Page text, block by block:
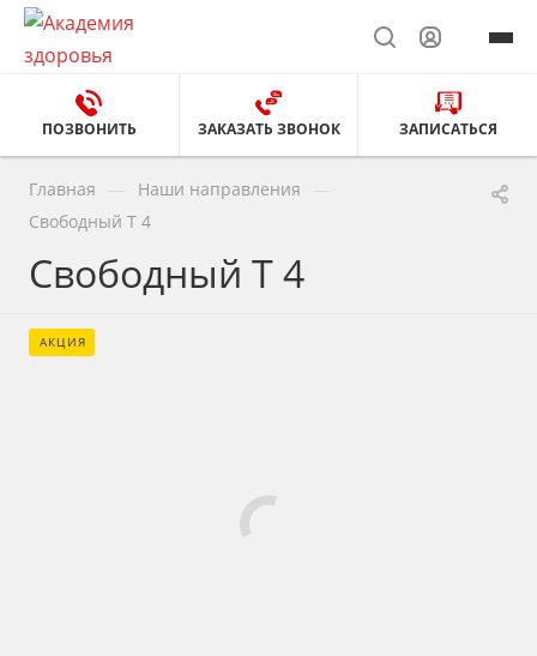
ПОЗВОНИТЬ ЗАКАЗАТЬ ЗВОНОК ЗАПИСАТЬСЯ
Главная Наши направления
Свободный Т 4
Свободный Т 4
АКЦИЯ